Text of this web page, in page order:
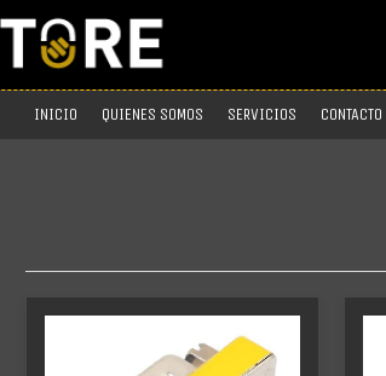
INICIO QUIENES SOMOS SERVICIOS CONTACTO